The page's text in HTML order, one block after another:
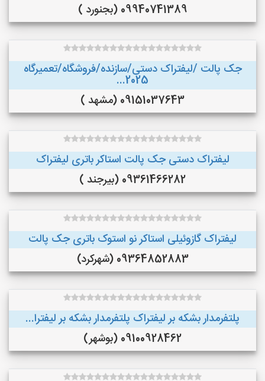
09940741389 (بجنورد )
جک پالت /لیفتراک دستی/سازنده/فروشگاه/تعمیرگاه
2025...
09151037643 (مشهد )
لیفتراک دستی جک پالت استاکر باتری لیفتراک
09361466282 (بیرجند )
لیفتراک گازوئیلی استاکر نو استوک باتری جک پالت
09364852883 (شهرکرد)
پلتفرمدار بشکه بر لیفتراک پلتفرمدار بشکه بر لیفترا...
09100928462 (بوشهر)